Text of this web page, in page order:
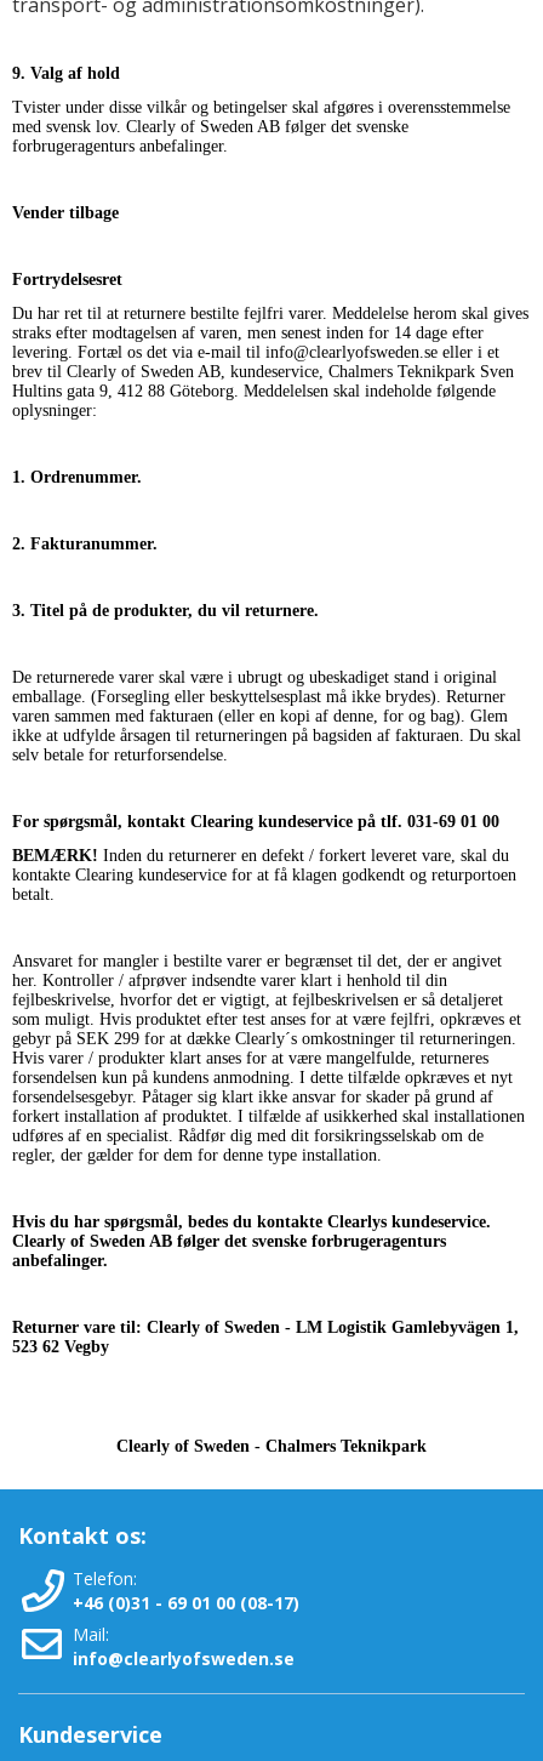
9. Valg af hold
Tvister under disse vilkår og betingelser skal afgøres i overensstemmelse
med svensk lov. Clearly of Sweden AB følger det svenske
forbrugeragenturs anbefalinger.
Vender tilbage
Fortrydelsesret
Du har ret til at returnere bestilte fejlfri varer. Meddelelse herom skal gives
straks efter modtagelsen af varen, men senest inden for 14 dage efter
levering. Fortæl os det via e-mail til info@clearlyofsweden.se eller i et
brev til Clearly of Sweden AB, kundeservice, Chalmers Teknikpark Sven
Hultins gata 9, 412 88 Göteborg. Meddelelsen skal indeholde følgende
oplysninger:
1. Ordrenummer.
2. Fakturanummer.
3. Titel på de produkter, du vil returnere.
De returnerede varer skal være i ubrugt og ubeskadiget stand i original
emballage. (Forsegling eller beskyttelsesplast må ikke brydes). Returner
varen sammen med fakturaen (eller en kopi af denne, for og bag). Glem
ikke at udfylde årsagen til returneringen på bagsiden af fakturaen. Du skal
selv betale for returforsendelse.
For spørgsmål, kontakt Clearing kundeservice på tlf. 031-69 01 00
BEMÆRK! Inden du returnerer en defekt / forkert leveret vare, skal du
kontakte Clearing kundeservice for at få klagen godkendt og returportoen
betalt.
Ansvaret for mangler i bestilte varer er begrænset til det, der er angivet
her. Kontroller / afprøver indsendte varer klart i henhold til din
fejlbeskrivelse, hvorfor det er vigtigt, at fejlbeskrivelsen er så detaljeret
som muligt. Hvis produktet efter test anses for at være fejlfri, opkræves et
gebyr på SEK 299 for at dække Clearly´s omkostninger til returneringen.
Hvis varer / produkter klart anses for at være mangelfulde, returneres
forsendelsen kun på kundens anmodning. I dette tilfælde opkræves et nyt
forsendelsesgebyr. Påtager sig klart ikke ansvar for skader på grund af
forkert installation af produktet. I tilfælde af usikkerhed skal installationen
udføres af en specialist. Rådfør dig med dit forsikringsselskab om de
regler, der gælder for dem for denne type installation.
Hvis du har spørgsmål, bedes du kontakte Clearlys kundeservice.
Clearly of Sweden AB følger det svenske forbrugeragenturs
anbefalinger.
Returner vare til: Clearly of Sweden - LM Logistik Gamlebyvägen 1,
523 62 Vegby
Clearly of Sweden - Chalmers Teknikpark
Kontakt os:
Telefon:
+46 (0)31 - 69 01 00 (08-17)
Mail:
info@clearlyofsweden.se
Kundeservice